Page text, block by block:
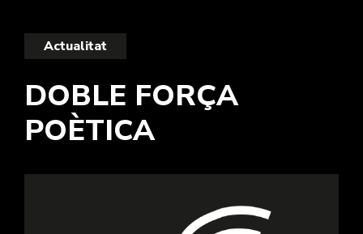
Actualitat
DOBLE FORÇA
POÈTICA